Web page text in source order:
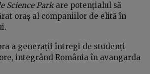
Science Parkare potențialul să
oraș al companiilor de elită în
a generații întregi de studenți
integrând România în avangarda